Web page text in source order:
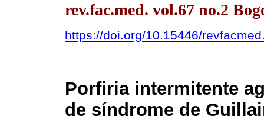
rev.fac.med. vol.67 no.2
https://doi.org/10.15446/
Porfiria intermitente
de síndrome de